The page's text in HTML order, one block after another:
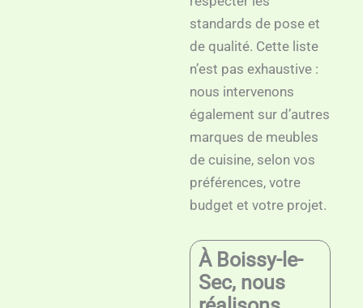
standards de pose et
de qualité. Cette liste
n’est pas exhaustive :
nous intervenons
également sur d’autres
marques de meubles
de cuisine, selon vos
préférences, votre
budget et votre projet.
À Boissy-le-
Sec, nous